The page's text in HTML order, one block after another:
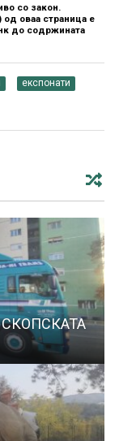
со закон.
оваа страница е
до содржината
експонати